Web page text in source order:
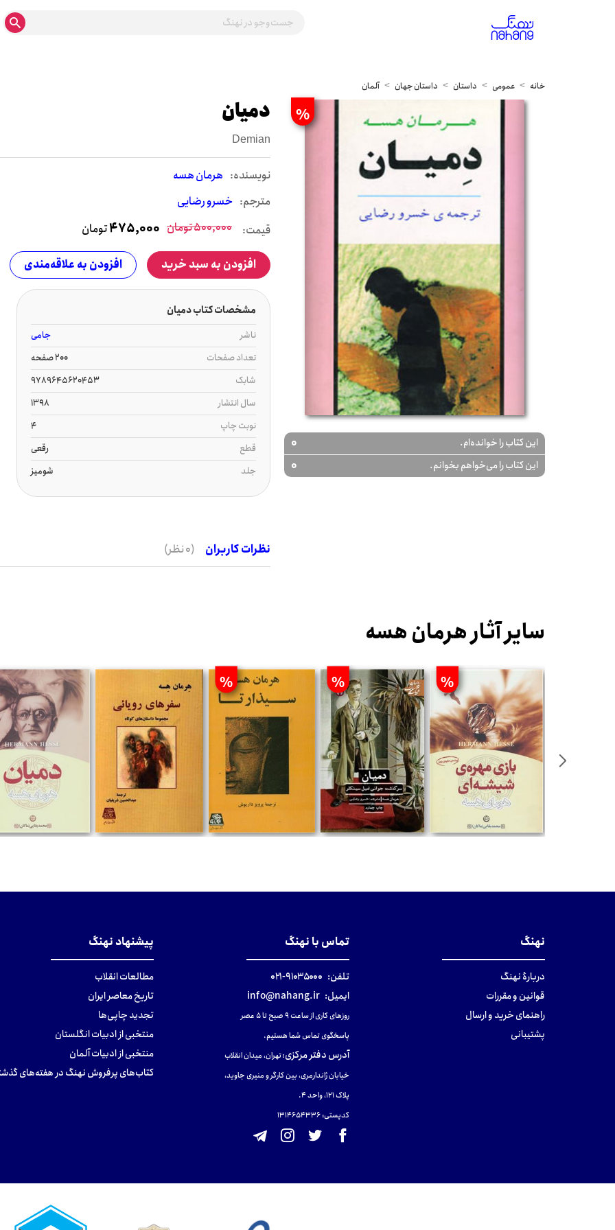
خانه عمومی داستان داستان جهان آلمان
%
این کتاب را خوانده‌ام. 0
این کتاب را می‌خواهم بخوانم. 0
دمیان
Demian
نويسنده: هرمان هسه
مترجم: خسرو رضایی
قیمت: 500,000تومان 475,000تومان
افزودن به سبد خرید افزودن به علاقه‌مندی
مشخصات کتاب دمیان
ناشر
جامی
تعداد صفحات
200 صفحه
شابک
9789645620453
سال انتشار
1398
نوبت چاپ
4
قطع
رقعی
جلد
شومیز
نظرات کاربران (0 نظر)
سایر آثار هرمان هسه
%
%
%
نهنگ
دربارهٔ نهنگ
قوانین و مقررات
راهنمای خرید و ارسال
پشتیبانی
تماس با نهنگ
تلفن: ۹۱۰۳۵۰۰۰-۰۲۱
ایمیل: info@nahang.ir
روزهای کاری از ساعت ۹ صبح تا ۵ عصر
پاسخگوی تماس شما هستیم.
آدرس دفتر مرکزی:تهران، میدان انقلاب
خیابان ژاندارمری، بین کارگر و منیری جاوید،
پلاک 121، واحد ۴.
کدپستی: 131465433۶
پیشنهاد نهنگ
مطالعات انقلاب
تاریخ معاصر ایران
تجدید چاپی‌ها
منتخبی از ادبیات انگلستان
منتخبی از ادبیات آلمان
کتاب‌های پرفروش نهنگ در هفته‌های